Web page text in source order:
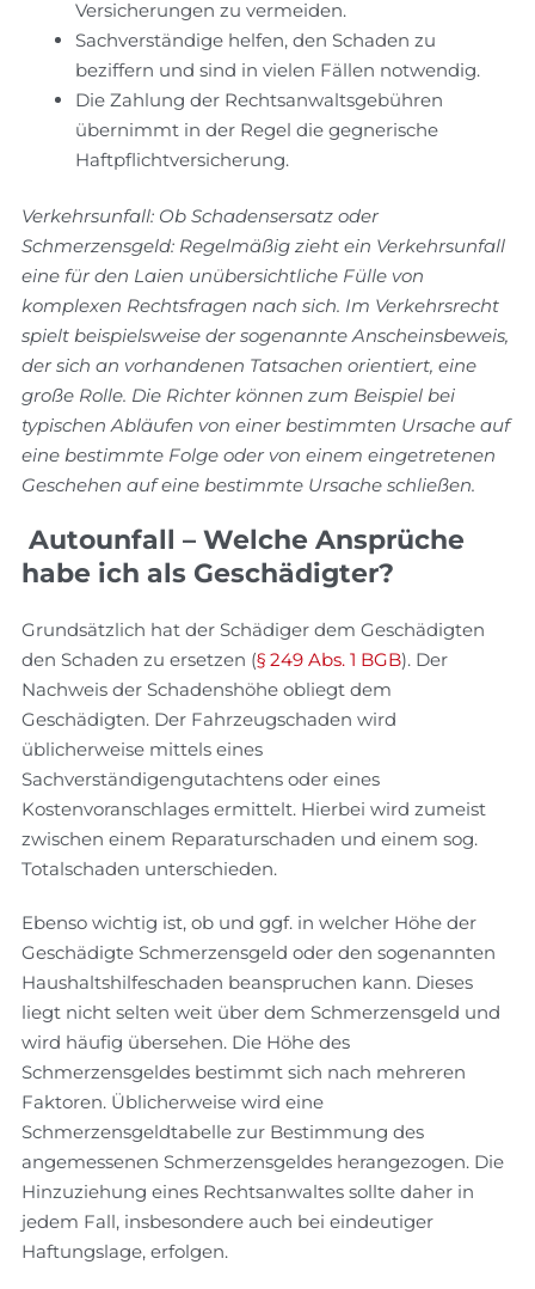
Versicherungen zu vermeiden.
Sachverständige helfen, den Schaden zu
beziffern und sind in vielen Fällen notwendig.
Die Zahlung der Rechtsanwaltsgebühren
übernimmt in der Regel die gegnerische
Haftpflichtversicherung.
Verkehrsunfall: Ob Schadensersatz oder
Schmerzensgeld: Regelmäßig zieht ein Verkehrsunfall
eine für den Laien unübersichtliche Fülle von
komplexen Rechtsfragen nach sich. Im Verkehrsrecht
spielt beispielsweise der sogenannte Anscheinsbeweis,
der sich an vorhandenen Tatsachen orientiert, eine
große Rolle. Die Richter können zum Beispiel bei
typischen Abläufen von einer bestimmten Ursache auf
eine bestimmte Folge oder von einem eingetretenen
Geschehen auf eine bestimmte Ursache schließen.
Autounfall – Welche Ansprüche
habe ich als Geschädigter?
Grundsätzlich hat der Schädiger dem Geschädigten
den Schaden zu ersetzen (§ 249 Abs. 1 BGB). Der
Nachweis der Schadenshöhe obliegt dem
Geschädigten. Der Fahrzeugschaden wird
üblicherweise mittels eines
Sachverständigengutachtens oder eines
Kostenvoranschlages ermittelt. Hierbei wird zumeist
zwischen einem Reparaturschaden und einem sog.
Totalschaden unterschieden.
Ebenso wichtig ist, ob und ggf. in welcher Höhe der
Geschädigte Schmerzensgeld oder den sogenannten
Haushaltshilfeschaden beanspruchen kann. Dieses
liegt nicht selten weit über dem Schmerzensgeld und
wird häufig übersehen. Die Höhe des
Schmerzensgeldes bestimmt sich nach mehreren
Faktoren. Üblicherweise wird eine
Schmerzensgeldtabelle zur Bestimmung des
angemessenen Schmerzensgeldes herangezogen. Die
Hinzuziehung eines Rechtsanwaltes sollte daher in
jedem Fall, insbesondere auch bei eindeutiger
Haftungslage, erfolgen.